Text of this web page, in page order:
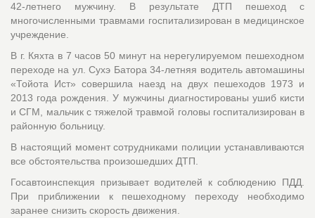
42-летнего мужчину. В результате ДТП пешеход с
многочисленными травмами госпитализирован в медицинское
учреждение.
В г. Кяхта в 7 часов 50 минут на нерегулируемом пешеходном
переходе на ул. Сухэ Батора 34-летняя водитель автомашины
«Тойота Ист» совершила наезд на двух пешеходов 1973 и
2013 года рождения. У мужчины диагностированы ушиб кисти
и СГМ, мальчик с тяжелой травмой головы госпитализирован в
районную больницу.
В настоящий момент сотрудниками полиции устанавливаются
все обстоятельства произошедших ДТП.
Госавтоинспекция призывает водителей к соблюдению ПДД.
При приближении к пешеходному переходу необходимо
заранее снизить скорость движения.